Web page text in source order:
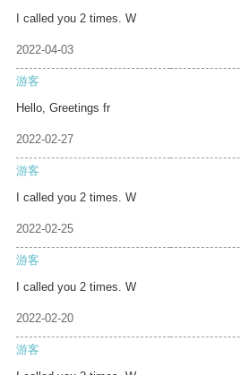
I called you 2 times. W
2022-04-03
游客
Hello, Greetings fr
2022-02-27
游客
I called you 2 times. W
2022-02-25
游客
I called you 2 times. W
2022-02-20
游客